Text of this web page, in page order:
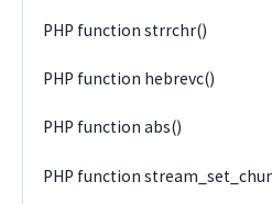
PHP function strrchr()
PHP function hebrevc()
PHP function abs()
PHP function